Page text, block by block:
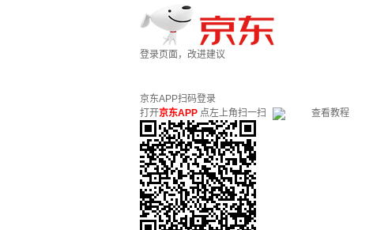
登录页面，改进建议
京东APP扫码登录
打开京东APP 点左上角扫一扫 查看教程